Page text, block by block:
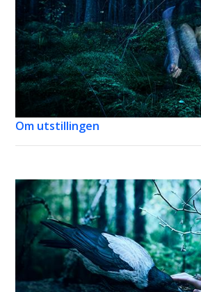
Om utstillingen